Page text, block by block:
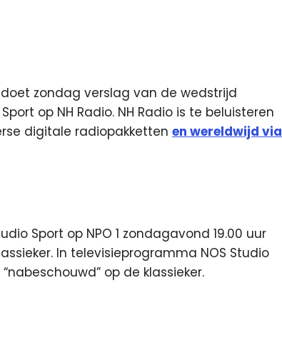
zondag verslag van de wedstrijd
op NH Radio. NH Radio is te beluisteren
digitale radiopakketten en wereldwijd via
Sport op NPO 1 zondagavond 19.00 uur
In televisieprogramma NOS Studio
op de klassieker.